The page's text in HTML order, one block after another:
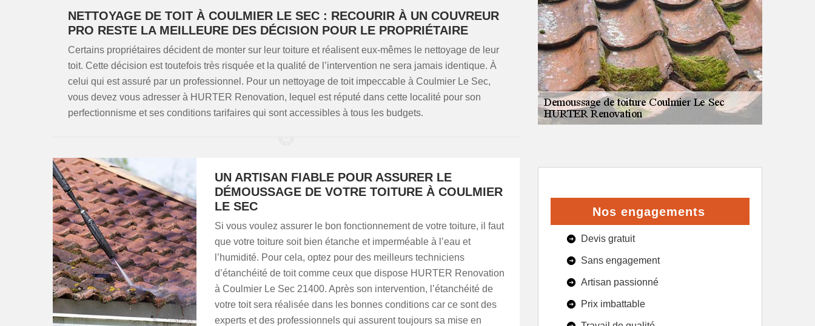
NETTOYAGE DE TOIT À COULMIER LE SEC : RECOURIR À UN COUVREUR
PRO RESTE LA MEILLEURE DES DÉCISION POUR LE PROPRIÉTAIRE
Certains propriétaires décident de monter sur leur toiture et réalisent eux-mêmes le nettoyage de leur
toit. Cette décision est toutefois très risquée et la qualité de l’intervention ne sera jamais identique. À
celui qui est assuré par un professionnel. Pour un nettoyage de toit impeccable à Coulmier Le Sec,
vous devez vous adresser à HURTER Renovation, lequel est réputé dans cette localité pour son
perfectionnisme et ses conditions tarifaires qui sont accessibles à tous les budgets.
UN ARTISAN FIABLE POUR ASSURER LE
DÉMOUSSAGE DE VOTRE TOITURE À COULMIER
LE SEC
Si vous voulez assurer le bon fonctionnement de votre toiture, il faut
que votre toiture soit bien étanche et imperméable à l’eau et
l’humidité. Pour cela, optez pour des meilleurs techniciens
d’étanchéité de toit comme ceux que dispose HURTER Renovation
à Coulmier Le Sec 21400. Après son intervention, l’étanchéité de
votre toit sera réalisée dans les bonnes conditions car ce sont des
experts et des professionnels qui assurent toujours sa mise en
Nos engagements
Devis gratuit
Sans engagement
Artisan passionné
Prix imbattable